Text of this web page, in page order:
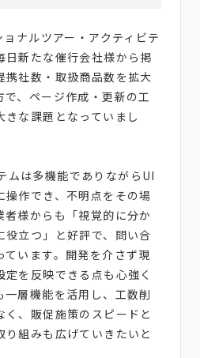
ナルツアー・アクティビテ
日新たな催行会社様から掲
携社数・取扱商品数を拡大
で、ページ作成・更新の工
な課題となっていまし
は多機能でありながらUI
作でき、不明点をその場
者様からも「視覚的に分か
役立つ」と好評で、問い合
ています。開発を介さず現
を反映できる点も心強く
層機能を活用し、工数削
、販促施策のスピードと
り組みも広げていきたいと